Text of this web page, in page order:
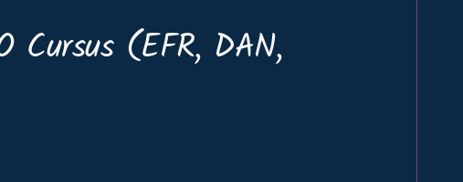
Cursus (EFR, DAN,